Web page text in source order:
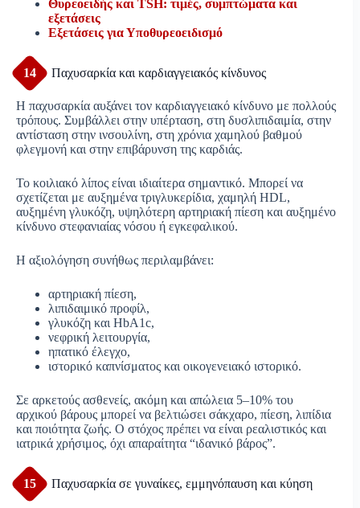
Θυρεοειδής και TSH: τιμές, συμπτώματα και
εξετάσεις
Εξετάσεις για Υποθυρεοειδισμό
14 Παχυσαρκία και καρδιαγγειακός κίνδυνος
Η παχυσαρκία αυξάνει τον καρδιαγγειακό κίνδυνο με πολλούς
τρόπους. Συμβάλλει στην υπέρταση, στη δυσλιπιδαιμία, στην
αντίσταση στην ινσουλίνη, στη χρόνια χαμηλού βαθμού
φλεγμονή και στην επιβάρυνση της καρδιάς.
Το κοιλιακό λίπος είναι ιδιαίτερα σημαντικό. Μπορεί να
σχετίζεται με αυξημένα τριγλυκερίδια, χαμηλή HDL,
αυξημένη γλυκόζη, υψηλότερη αρτηριακή πίεση και αυξημένο
κίνδυνο στεφανιαίας νόσου ή εγκεφαλικού.
Η αξιολόγηση συνήθως περιλαμβάνει:
αρτηριακή πίεση,
λιπιδαιμικό προφίλ,
γλυκόζη και HbA1c,
νεφρική λειτουργία,
ηπατικό έλεγχο,
ιστορικό καπνίσματος και οικογενειακό ιστορικό.
Σε αρκετούς ασθενείς, ακόμη και απώλεια 5–10% του
αρχικού βάρους μπορεί να βελτιώσει σάκχαρο, πίεση, λιπίδια
και ποιότητα ζωής. Ο στόχος πρέπει να είναι ρεαλιστικός και
ιατρικά χρήσιμος, όχι απαραίτητα “ιδανικό βάρος”.
15 Παχυσαρκία σε γυναίκες, εμμηνόπαυση και κύηση